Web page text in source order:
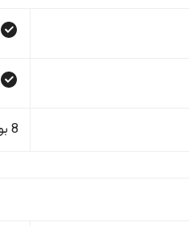
8 بوصة